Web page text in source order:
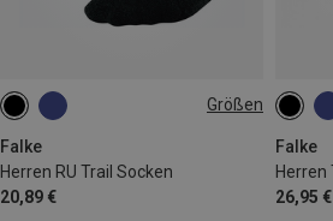
Größen
Falke
Herren RU Trail Socken
20,89 €
39|40|41
44|45
46|47|48
Falke
Herren
26,95 €